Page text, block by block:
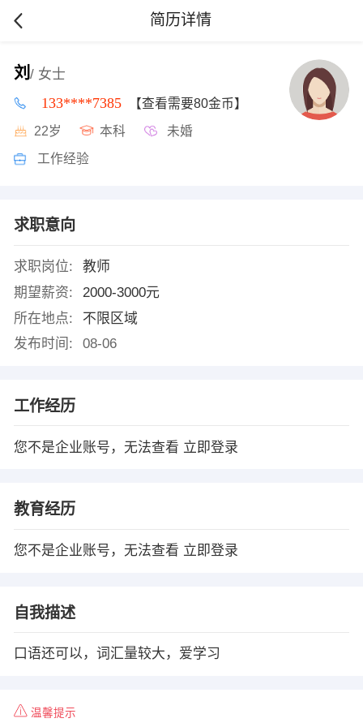
简历详情
刘 / 女士
133****7385 【查看需要80金币】
22岁 本科 未婚
工作经验
求职意向
求职岗位:
教师
期望薪资:
2000-3000元
所在地点:
不限区域
发布时间:
08-06
工作经历
您不是企业账号，无法查看 立即登录
教育经历
您不是企业账号，无法查看 立即登录
自我描述
口语还可以，词汇量较大，爱学习
温馨提示